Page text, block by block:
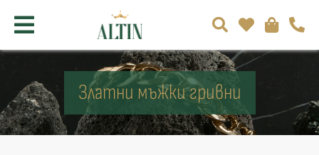
Златни мъжки гривни